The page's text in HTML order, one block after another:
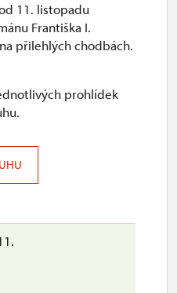
11. listopadu
Františka I.
přilehlých chodbách.
prohlídek